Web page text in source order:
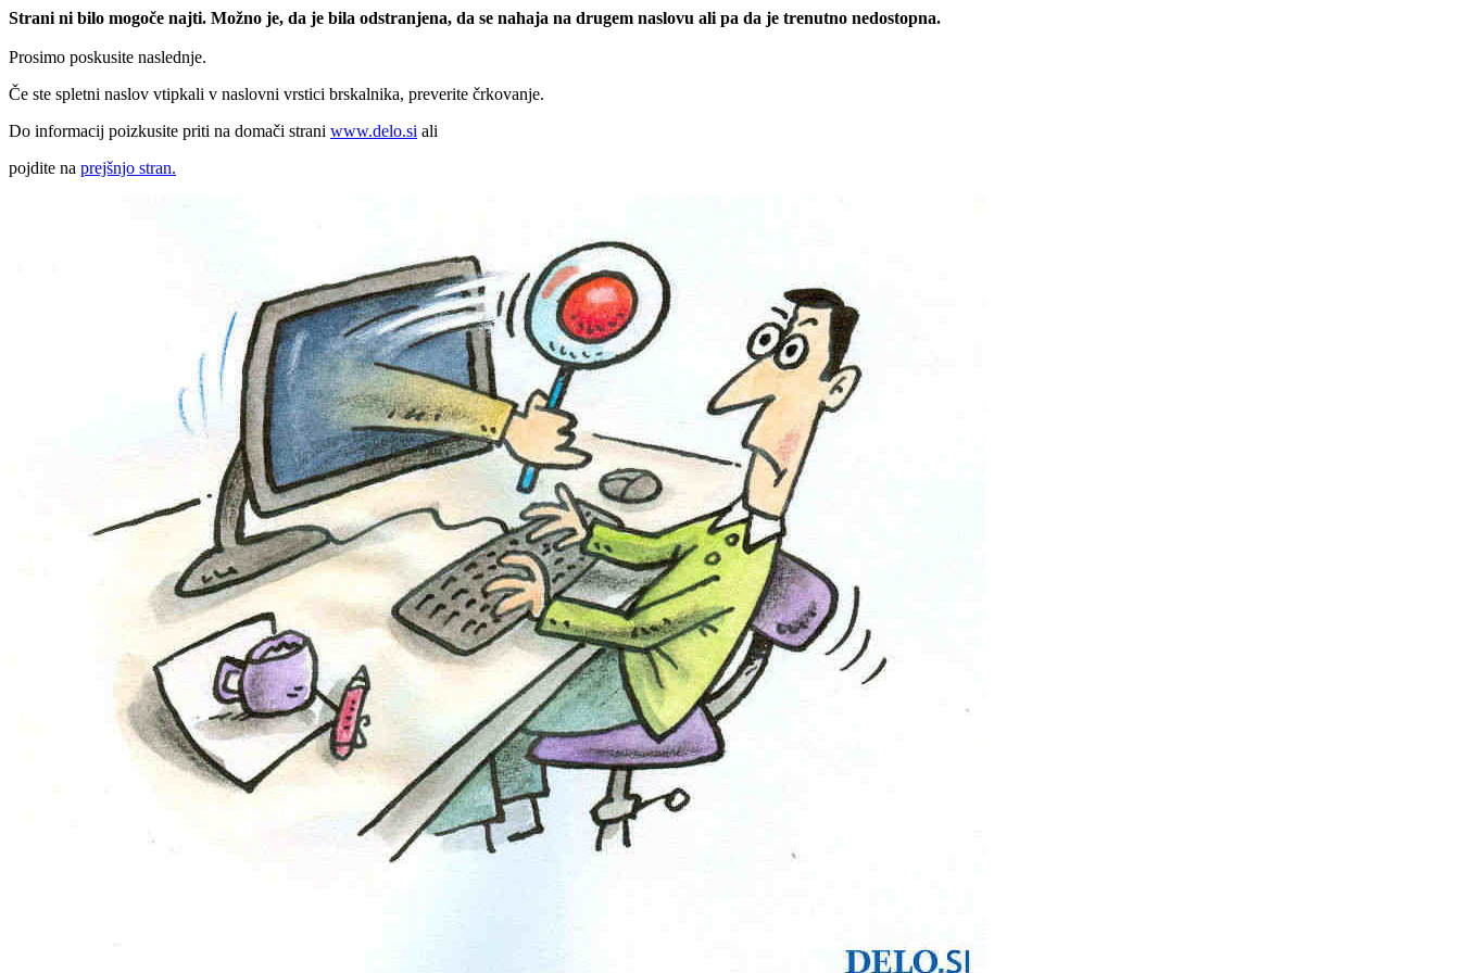
Strani ni bilo mogoče najti. Možno je, da je bila odstranjena, da se nahaja na drugem naslovu ali pa da je trenutno nedostopna.
Prosimo poskusite naslednje.
Če ste spletni naslov vtipkali v naslovni vrstici brskalnika, preverite črkovanje.
Do informacij poizkusite priti na domači strani www.delo.si ali
pojdite na prejšnjo stran.